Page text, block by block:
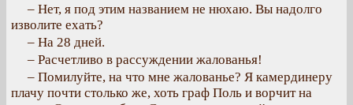
– Нет, я под этим названием не нюхаю. Вы надолго
изволите ехать?
– На 28 дней.
– Расчетливо в рассуждении жалованья!
– Помилуйте, на что мне жалованье? Я камердинеру
плачу почти столько же, хоть граф Поль и ворчит на